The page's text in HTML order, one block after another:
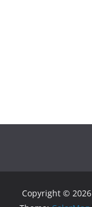
Copyright © 2026